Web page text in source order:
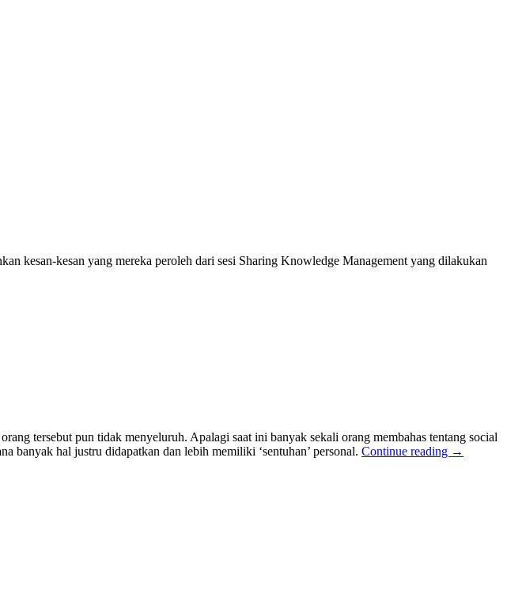
kesan-kesan yang mereka peroleh dari sesi Sharing Knowledge Management yang dilakukan
tersebut pun tidak menyeluruh. Apalagi saat ini banyak sekali orang membahas tentang social
banyak hal justru didapatkan dan lebih memiliki ‘sentuhan’ personal. Continue reading →